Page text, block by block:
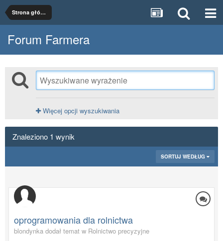
Strona główna
Forum Farmera
Więcej opcji wyszukiwania
Znaleziono 1 wynik
SORTUJ WEDŁUG
oprogramowania dla rolnictwa
blondynka dodał temat w Rolnictwo precyzyjne